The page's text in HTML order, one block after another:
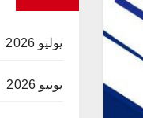
يوليو 2026
يونيو 2026